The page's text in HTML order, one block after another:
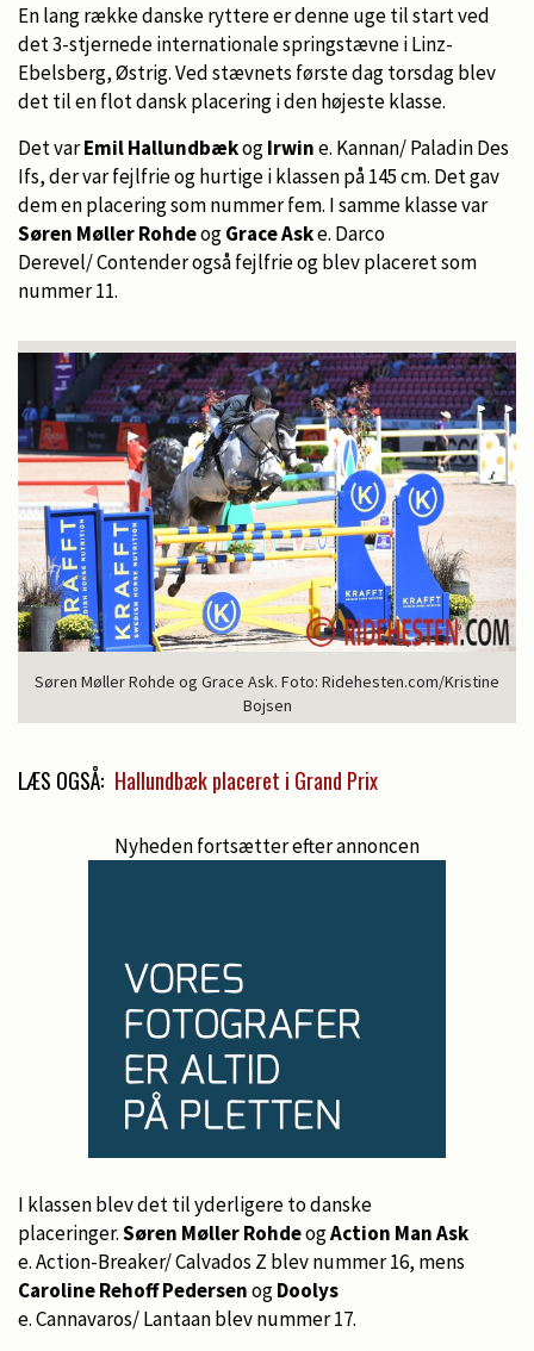
En lang række danske ryttere er denne uge til start ved
det 3-stjernede internationale springstævne i Linz-
Ebelsberg, Østrig. Ved stævnets første dag torsdag blev
det til en flot dansk placering i den højeste klasse.
Det varEmil HallundbækogIrwine. Kannan/ Paladin Des
Ifs, der var fejlfrie og hurtige i klassen på 145 cm. Det gav
dem en placering som nummer fem. I samme klasse var
Søren Møller RohdeogGrace Aske. Darco
Derevel/ Contender også fejlfrie og blev placeret som
nummer 11.
Søren Møller Rohde og Grace Ask. Foto: Ridehesten.com/Kristine
Bojsen
LÆS OGSÅ: Hallundbæk placeret i Grand Prix
Nyheden fortsætter efter annoncen
I klassen blev det til yderligere to danske
placeringer.Søren Møller RohdeogAction Man Ask
e. Action-Breaker/ Calvados Z blev nummer 16, mens
Caroline Rehoff PedersenogDoolys
e. Cannavaros/ Lantaan blev nummer 17.